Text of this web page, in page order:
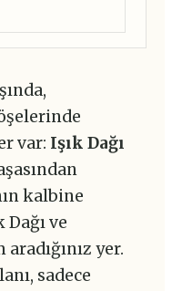
var: Işık Dağı
kalbine
ve
aradığınız yer.
sadece